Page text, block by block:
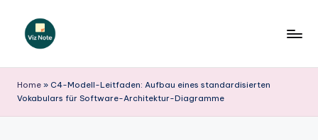
iz
N
Home » C4-Modell-Leitfaden: Aufbau eines standardisierten
Vokabulars für Software-Architektur-Diagramme